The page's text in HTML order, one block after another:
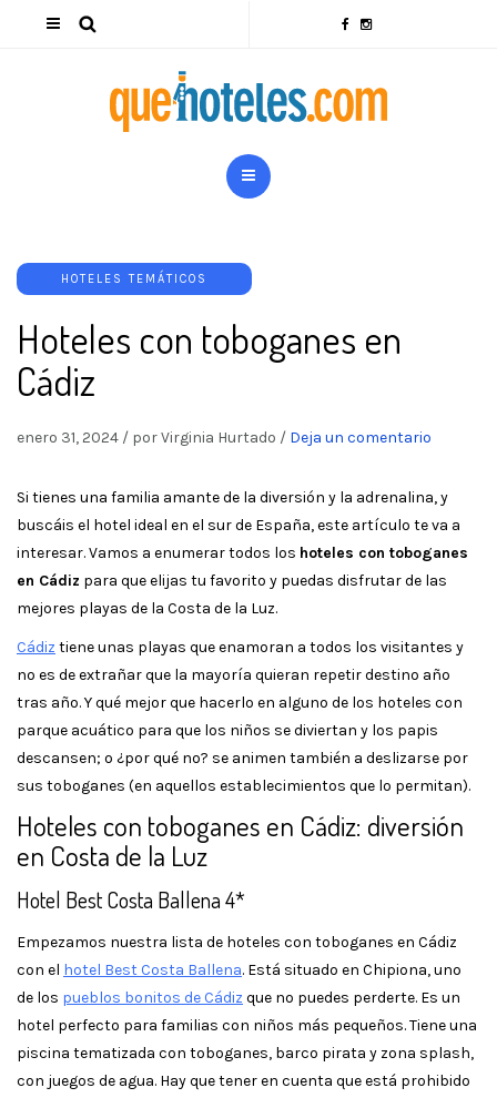
HOTELES TEMÁTICOS
Hoteles con toboganes en
Cádiz
enero 31, 2024 / por Virginia Hurtado / Deja un comentario
Si tienes una familia amante de la diversión y la adrenalina, y
buscáis el hotel ideal en el sur de España, este artículo te va a
interesar. Vamos a enumerar todos los hoteles con toboganes
en Cádiz para que elijas tu favorito y puedas disfrutar de las
mejores playas de la Costa de la Luz.
Cádiz tiene unas playas que enamoran a todos los visitantes y
no es de extrañar que la mayoría quieran repetir destino año
tras año. Y qué mejor que hacerlo en alguno de los hoteles con
parque acuático para que los niños se diviertan y los papis
descansen; o ¿por qué no? se animen también a deslizarse por
sus toboganes (en aquellos establecimientos que lo permitan).
Hoteles con toboganes en Cádiz: diversión
en Costa de la Luz
Hotel Best Costa Ballena 4*
Empezamos nuestra lista de hoteles con toboganes en Cádiz
con el hotel Best Costa Ballena. Está situado en Chipiona, uno
de los pueblos bonitos de Cádiz que no puedes perderte. Es un
hotel perfecto para familias con niños más pequeños. Tiene una
piscina tematizada con toboganes, barco pirata y zona splash,
con juegos de agua. Hay que tener en cuenta que está prohibido